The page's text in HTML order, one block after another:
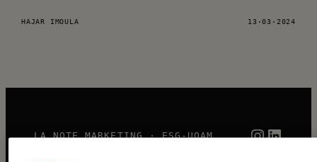
HAJAR IMOULA 13·03·2024
LA NOTE MARKETING · ESG-UQAM